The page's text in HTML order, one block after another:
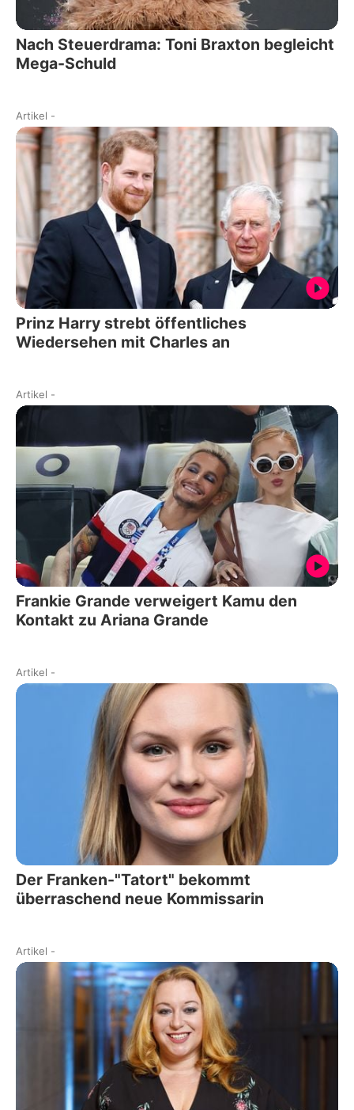
Nach Steuerdrama: Toni Braxton begleicht
Mega-Schuld
Artikel -
Prinz Harry strebt öffentliches
Wiedersehen mit Charles an
Artikel -
Frankie Grande verweigert Kamu den
Kontakt zu Ariana Grande
Artikel -
Der Franken-"Tatort" bekommt
überraschend neue Kommissarin
Artikel -